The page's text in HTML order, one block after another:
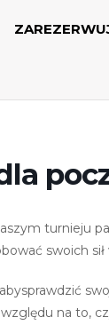
turnieju
swoich
na to​,​